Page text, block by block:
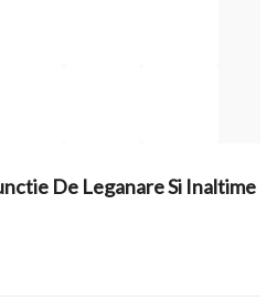
De Leganare Si Inaltime